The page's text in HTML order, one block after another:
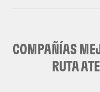
LOT Polish
COMPAÑÍAS
RUTA